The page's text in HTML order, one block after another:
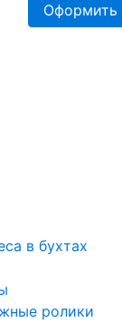
Оформить
в бухтах
ролики